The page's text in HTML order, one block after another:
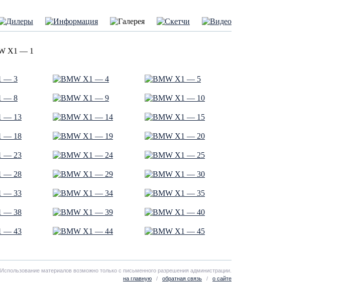
Использование материалов возможно только с письменного разрешения администрации.
на главную / обратная связь / о сайте